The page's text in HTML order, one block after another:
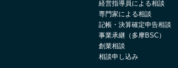
経営指導員による相談
専門家による相談
記帳・決算確定申告相談
事業承継（多摩BSC）
創業相談
相談申し込み